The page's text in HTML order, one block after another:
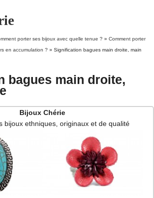
porter ses bijoux avec quelle tenue ? » Comment porter
en accumulation ? » Signification bagues main droite, main
bagues main droite,
Bijoux Chérie
bijoux ethniques, originaux et de qualité